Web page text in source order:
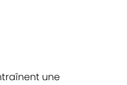
une